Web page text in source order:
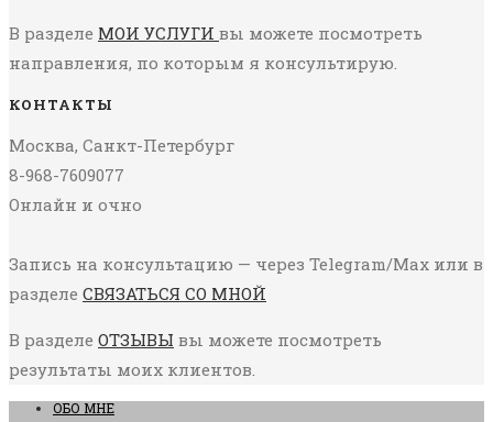
В разделе МОИ УСЛУГИ вы можете посмотреть
направления, по которым я консультирую.
КОНТАКТЫ
Москва, Санкт-Петербург
8-968-7609077
Онлайн и очно
Запись на консультацию — через Telegram/Max или в
разделе СВЯЗАТЬСЯ СО МНОЙ
В разделе ОТЗЫВЫ вы можете посмотреть
результаты моих клиентов.
ОБО МНЕ